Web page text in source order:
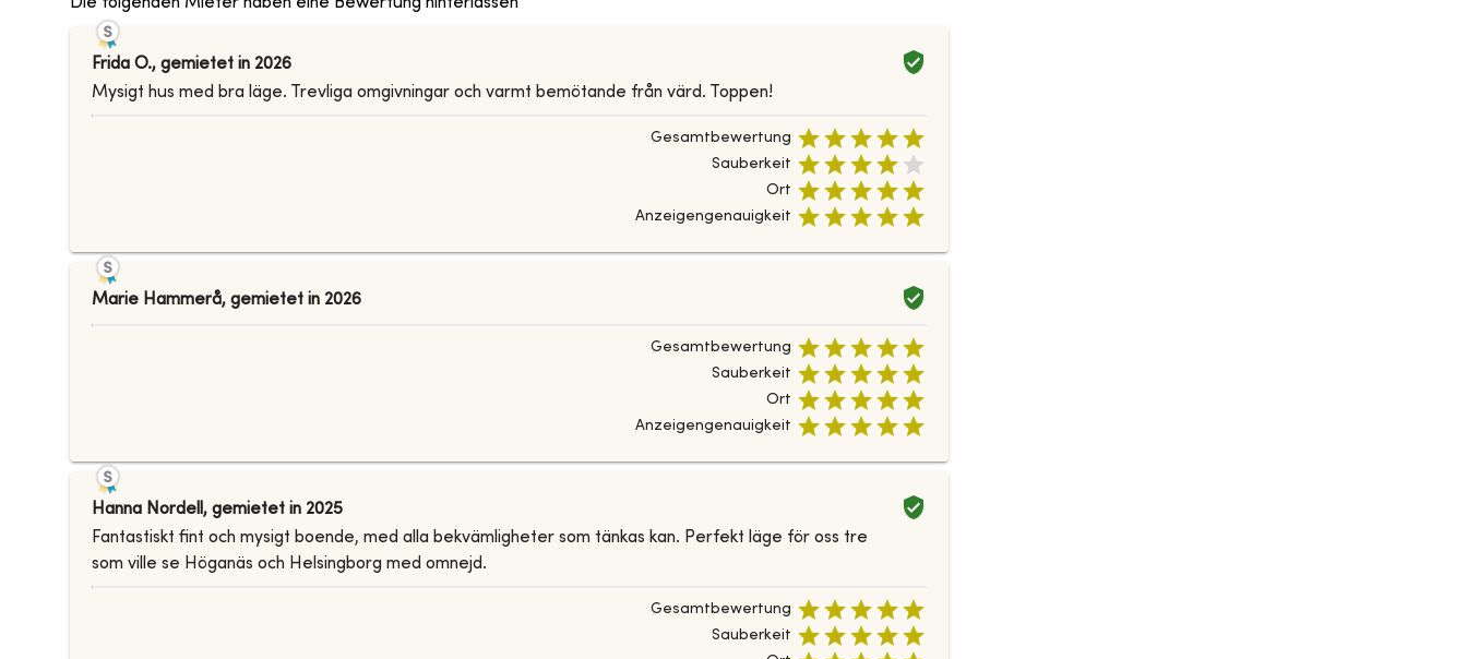
Frida O., gemietet in 2026
Mysigt hus med bra läge. Trevliga omgivningar och varmt bemötande från värd. Toppen!
Gesamtbewertung
Sauberkeit
Ort
Anzeigengenauigkeit
Marie Hammerå, gemietet in 2026
Gesamtbewertung
Sauberkeit
Ort
Anzeigengenauigkeit
Hanna Nordell , gemietet in 2025
Fantastiskt fint och mysigt boende, med alla bekvämligheter som tänkas kan. Perfekt läge för oss tre
som ville se Höganäs och Helsingborg med omnejd.
Gesamtbewertung
Sauberkeit